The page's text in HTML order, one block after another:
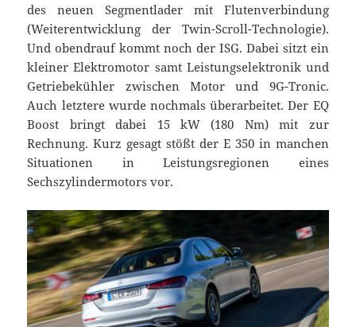
des neuen Segmentlader mit Flutenverbindung
(Weiterentwicklung der Twin-Scroll-Technologie).
Und obendrauf kommt noch der ISG. Dabei sitzt ein
kleiner Elektromotor samt Leistungselektronik und
Getriebekühler zwischen Motor und 9G-Tronic.
Auch letztere wurde nochmals überarbeitet. Der EQ
Boost bringt dabei 15 kW (180 Nm) mit zur
Rechnung. Kurz gesagt stößt der E 350 in manchen
Situationen in Leistungsregionen eines
Sechszylindermotors vor.